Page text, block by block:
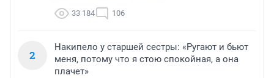
33 184 106
2
Накипело у старшей сестры: «Ругают и бьют
меня, потому что я стою спокойная, а она
плачет»